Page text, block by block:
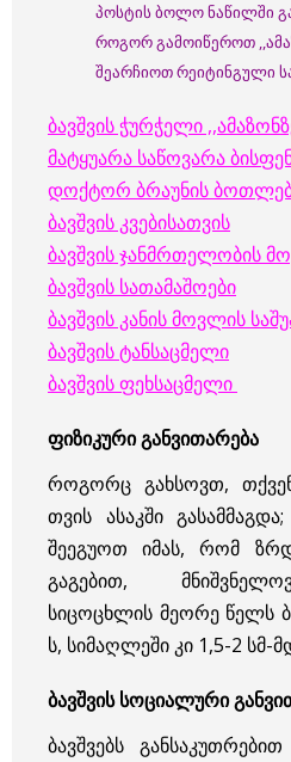
პოსტის ბოლო ნაწილში
როგორ გამოიწეროთ
შეარჩიოთ რეიტინგული
ბავშვის ჭურჭელი
მატყუარა საწოვარა
დოქტორ ბრაუნის
ბავშვის კვებისათვის
ბავშვის ჯანმრთელობის
ბავშვის სათამაშოები
ბავშვის კანის მოვლის
ბავშვის ტანსაცმელი
ბავშვის ფეხსაცმელი
ფიზიკური განვითარება
როგორც გახსოვთ,
თვის ასაკში
შეეგუოთ იმას, რომ
გაგებით,
სიცოცხლის მეორე წელს
ს, სიმაღლეში კი 1,5-2 სმ-
ბავშვის სოციალური
ბავშვებს